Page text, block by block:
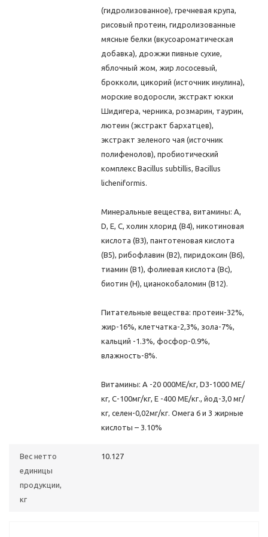
(гидролизованное), гречневая крупа,
рисовый протеин, гидролизованные
мясные белки (вкусоароматическая
добавка), дрожжи пивные сухие,
яблочный жом, жир лососевый,
брокколи, цикорий (источник инулина),
морские водоросли, экстракт юкки
Шидигера, черника, розмарин, таурин,
лютеин (экстракт бархатцев),
экстракт зеленого чая (источник
полифенолов), пробиотический
комплекс Bacillus subtillis, Bacillus
licheniformis.
Минеральные вещества, витамины: А,
D, Е, С, холин хлорид (В4), никотиновая
кислота (В3), пантотеновая кислота
(В5), рибофлавин (В2), пиридоксин (В6),
тиамин (В1), фолиевая кислота (Вc),
биотин (Н), цианокобаломин (В12).
Питательные вещества: протеин-32%,
жир-16%, клетчатка-2,3%, зола-7%,
кальций -1.3%, фосфор-0.9%,
влажность-8%.
Витамины: А -20 000МЕ/кг, D3-1000 МЕ/
кг, С-100мг/кг, Е -400 МЕ/кг., йод-3,0 мг/
кг, селен-0,02мг/кг. Омега 6 и 3 жирные
кислоты – 3.10%
Вес нетто
единицы
продукции,
кг
10.127